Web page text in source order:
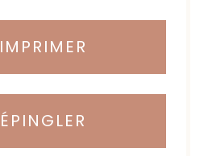
IMPRIMER
ÉPINGLER